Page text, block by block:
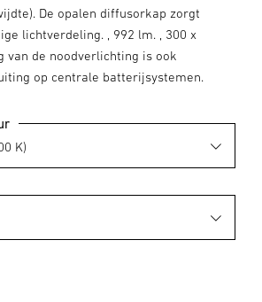
De opalen diffusorkap zorgt
lichtverdeling. , 992 lm. , 300 x
van de noodverlichting is ook
op centrale batterijsystemen.